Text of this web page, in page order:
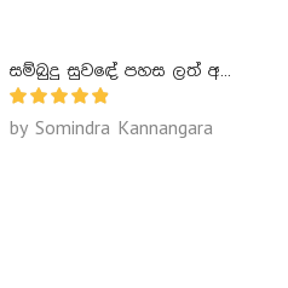
සම්බුදු සුවඳේ පහස ලත් අනඳ මහතෙරණුවෝ - Ananda Maha Theranuwo
by Somindra Kannangara